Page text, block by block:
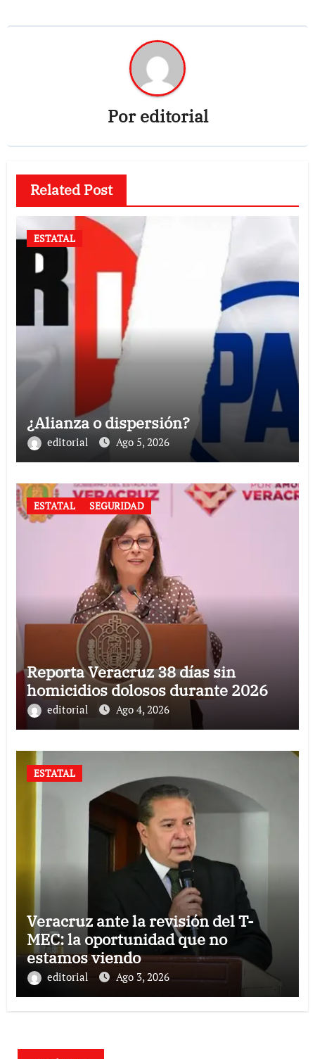
Poreditorial
Related Post
ESTATAL
¿Alianza o dispersión?
editorial Ago 5, 2026
ESTATAL SEGURIDAD
Reporta Veracruz 38 días sin
homicidios dolosos durante 2026
editorial Ago 4, 2026
ESTATAL
Veracruz ante la revisión del T-
MEC: la oportunidad que no
estamos viendo
editorial Ago 3, 2026